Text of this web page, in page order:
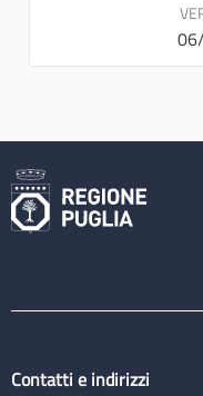
Contatti e indirizzi